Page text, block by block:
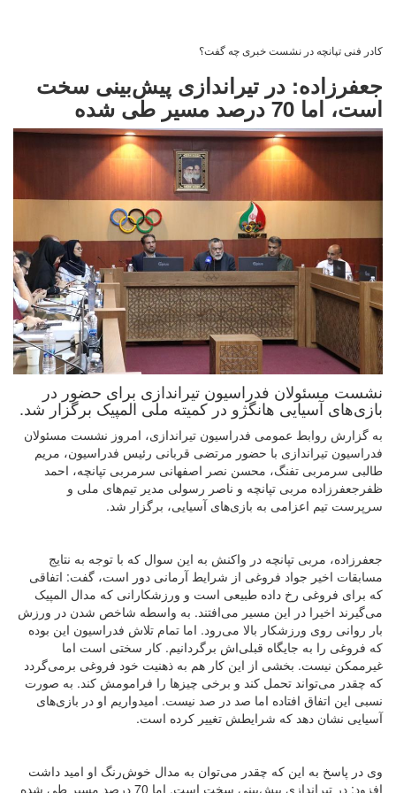
کادر فنی تپانچه در نشست خبری چه گفت؟
جعفرزاده: در تیراندازی پیش‌بینی سخت
است، اما 70 درصد مسیر طی شده
نشست مسئولان فدراسیون تیراندازی برای حضور در
بازی‌های آسیایی هانگژو در کمیته ملی المپیک برگزار شد.
به گزارش روابط عمومی فدراسیون تیراندازی، امروز نشست مسئولان
فدراسیون تیراندازی با حضور مرتضی قربانی رئیس فدراسیون، مریم
طالبی سرمربی تفنگ، محسن نصر اصفهانی سرمربی تپانچه، احمد
ظفرجعفرزاده مربی تپانچه و ناصر رسولی مدیر تیم‌های ملی و
سرپرست تیم‌ اعزامی به بازی‌های آسیایی، برگزار شد.
جعفرزاده، مربی تپانچه در واکنش به این سوال که با توجه به نتایج
مسابقات اخیر جواد فروغی از شرایط آرمانی دور است، گفت: اتفاقی
که برای فروغی رخ داده طبیعی است و ورزشکارانی که مدال المپیک
می‌گیرند اخیرا در این مسیر می‌افتند. به واسطه شاخص شدن در ورزش
بار روانی روی ورزشکار بالا می‌رود. اما تمام تلاش فدراسیون این بوده
که فروغی را به جایگاه قبلی‌اش برگردانیم. کار سختی است اما
غیرممکن نیست. بخشی از این کار هم به ذهنیت خود فروغی برمی‌گردد
که چقدر می‌تواند تحمل کند و برخی چیزها را فرامومش کند. به صورت
نسبی این اتفاق افتاده اما صد در صد نیست. امیدواریم او در بازی‌های
آسیایی نشان دهد که شرایطش تغییر کرده است.
وی در پاسخ به این که چقدر می‌توان به مدال خوش‌رنگ او امید داشت
افزود: در تیراندازی پیش‌بینی سخت است. اما 70 درصد مسیر طی شده